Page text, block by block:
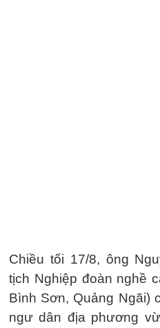
Chiều tối 17/8, ông
tịch Nghiệp đoàn nghề
Bình Sơn, Quảng Ngãi)
ngư dân địa phương